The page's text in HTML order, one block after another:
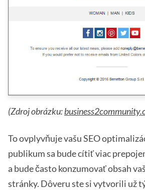
(Zdroj obrázku:
To ovplyvňuje vašu SEO
publikum sa bude cítiť viac
a bude často konzumovať obsah
stránky. Dôveru ste si vytvorili už